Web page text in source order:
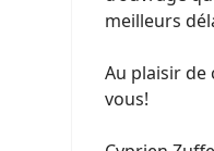
meilleurs
Au plaisir de
vous!